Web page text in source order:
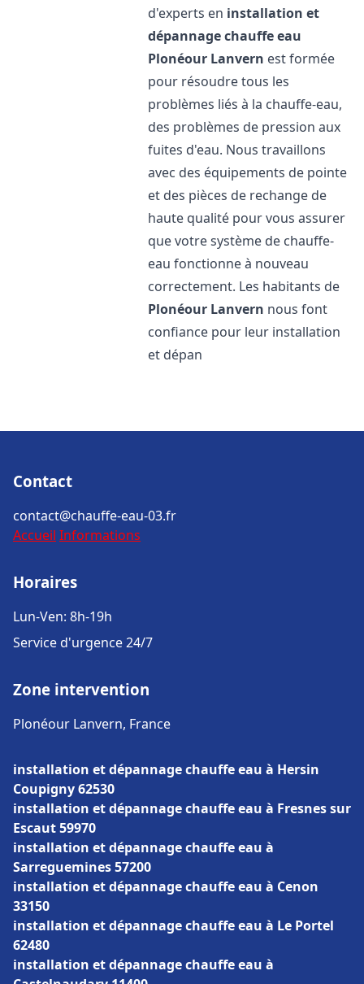
d'experts en installation et
dépannage chauffe eau
Plonéour Lanvern est formée
pour résoudre tous les
problèmes liés à la chauffe-eau,
des problèmes de pression aux
fuites d'eau. Nous travaillons
avec des équipements de pointe
et des pièces de rechange de
haute qualité pour vous assurer
que votre système de chauffe-
eau fonctionne à nouveau
correctement. Les habitants de
Plonéour Lanvern nous font
confiance pour leur installation
et dépan
Contact
contact@chauffe-eau-03.fr
Accueil Informations
Horaires
Lun-Ven: 8h-19h
Service d'urgence 24/7
Zone intervention
Plonéour Lanvern, France
installation et dépannage chauffe eau à Hersin
Coupigny 62530
installation et dépannage chauffe eau à Fresnes sur
Escaut 59970
installation et dépannage chauffe eau à
Sarreguemines 57200
installation et dépannage chauffe eau à Cenon
33150
installation et dépannage chauffe eau à Le Portel
62480
installation et dépannage chauffe eau à